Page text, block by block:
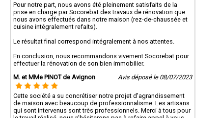
Pour notre part, nous avons été pleinement satisfaits de la
prise en charge par Socorebat des travaux de rénovation que
nous avons effectués dans notre maison (rez-de-chaussée et
cuisine intégralement refaits).
Le résultat final correspond intégralement à nos attentes.
En conclusion, nous recommandons vivement Socorebat pour
effectuer la rénovation de son bien immobilier.
M. et MMe PINOT de Avignon
Avis déposé le 08/07/2023
Cette société a su concrétiser notre projet d'agrandissement
de maison avec beaucoup de professionnalisme. Les artisans
qui sont intervenus sont très professionnels. Merci à tous pour